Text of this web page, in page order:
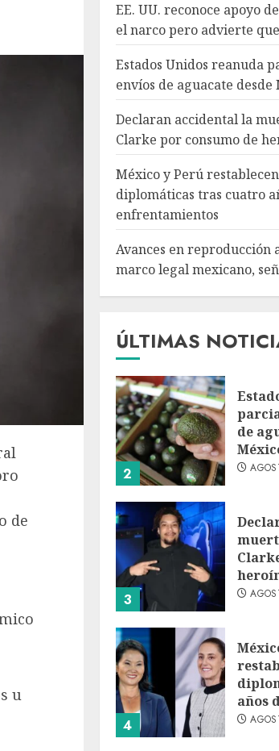
de
u
EE. UU. reconoce apoyo
el narco pero advierte
Estados Unidos reanuda
envíos de aguacate desde
Declaran accidental la
Clarke por consumo de
México y Perú
diplomáticas tras cuatro
enfrentamientos
Avances en reproducción
marco legal mexicano,
ÚLTIMAS
4
años
5
legal
1
EE.
2
de
3
4
años